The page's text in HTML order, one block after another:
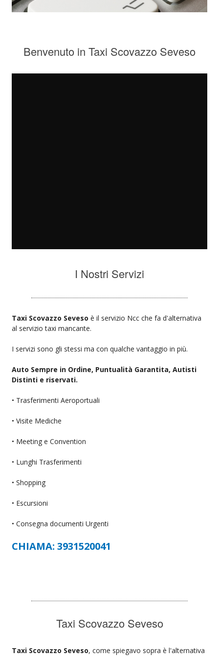
Benvenuto in Taxi Scovazzo Seveso
I Nostri Servizi
Taxi Scovazzo Seveso è il servizio Ncc che fa d'alternativa
al servizio taxi mancante.
I servizi sono gli stessi ma con qualche vantaggio in più.
Auto Sempre in Ordine, Puntualità Garantita, Autisti
Distinti e riservati.
• Trasferimenti Aeroportuali
• Visite Mediche
• Meeting e Convention
• Lunghi Trasferimenti
• Shopping
• Escursioni
• Consegna documenti Urgenti
CHIAMA: 3931520041
Taxi Scovazzo Seveso
Taxi Scovazzo Seveso, come spiegavo sopra è l'alternativa